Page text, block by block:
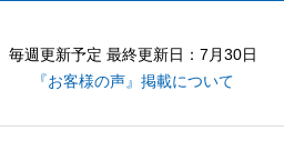
毎週更新予定 最終更新日：7月30日
『お客様の声』掲載について